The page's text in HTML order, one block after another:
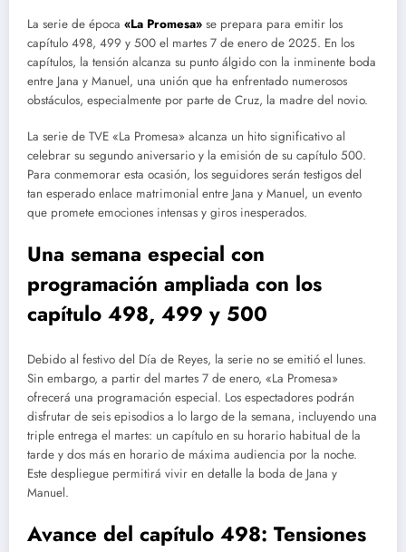
La serie de época «La Promesa» se prepara para emitir los
capítulo 498, 499 y 500 el martes 7 de enero de 2025. En los
capítulos, la tensión alcanza su punto álgido con la inminente boda
entre Jana y Manuel, una unión que ha enfrentado numerosos
obstáculos, especialmente por parte de Cruz, la madre del novio.
La serie de TVE «La Promesa» alcanza un hito significativo al
celebrar su segundo aniversario y la emisión de su capítulo 500.
Para conmemorar esta ocasión, los seguidores serán testigos del
tan esperado enlace matrimonial entre Jana y Manuel, un evento
que promete emociones intensas y giros inesperados.
Una semana especial con
programación ampliada con los
capítulo 498, 499 y 500
Debido al festivo del Día de Reyes, la serie no se emitió el lunes.
Sin embargo, a partir del martes 7 de enero, «La Promesa»
ofrecerá una programación especial. Los espectadores podrán
disfrutar de seis episodios a lo largo de la semana, incluyendo una
triple entrega el martes: un capítulo en su horario habitual de la
tarde y dos más en horario de máxima audiencia por la noche.
Este despliegue permitirá vivir en detalle la boda de Jana y
Manuel.
Avance del capítulo 498: Tensiones